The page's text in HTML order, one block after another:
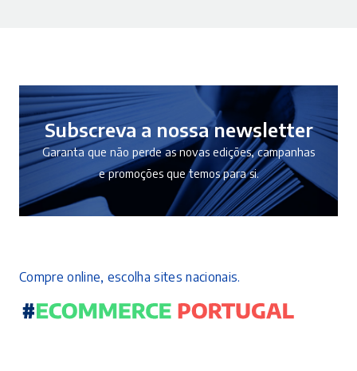
Subscreva a nossa newsletter
Garanta que não perde as novas edições, campanhas
e promoções que temos para si.
Compre online, escolha sites nacionais.